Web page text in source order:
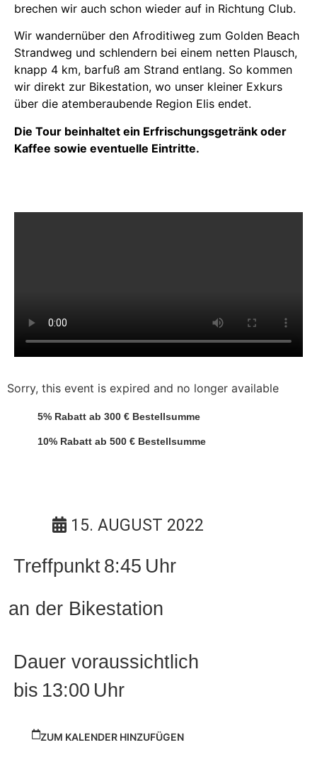
brechen wir auch schon wieder auf in Richtung Club.
Wir wandernüber den Afroditiweg zum Golden Beach
Strandweg und schlendern bei einem netten Plausch,
knapp 4 km, barfuß am Strand entlang. So kommen
wir direkt zur Bikestation, wo unser kleiner Exkurs
über die atemberaubende Region Elis endet.
Die Tour beinhaltet ein Erfrischungsgetränk oder
Kaffee sowie eventuelle Eintritte.
Sorry, this event is expired and no longer available
5% Rabatt ab 300 € Bestellsumme
10% Rabatt ab 500 € Bestellsumme
15. AUGUST 2022
Treffpunkt 8:45 Uhr
an der Bikestation
Dauer voraussichtlich
bis 13:00 Uhr
ZUM KALENDER HINZUFÜGEN